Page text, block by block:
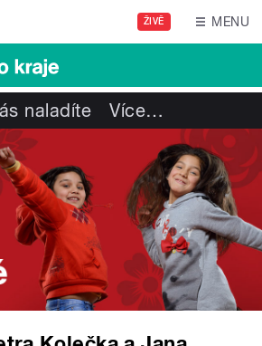
ŽIVĚ MENU
naladíte Více…